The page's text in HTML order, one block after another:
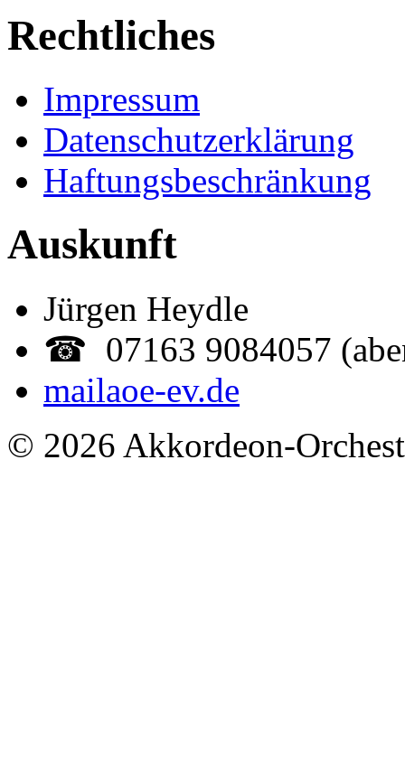
Rechtliches
Impressum
Datenschutzerklärung
Haftungsbeschränkung
Auskunft
Jürgen Heydle
☎ 07163 9084057
mailaoe-ev.de
© 2026 Akkordeon-